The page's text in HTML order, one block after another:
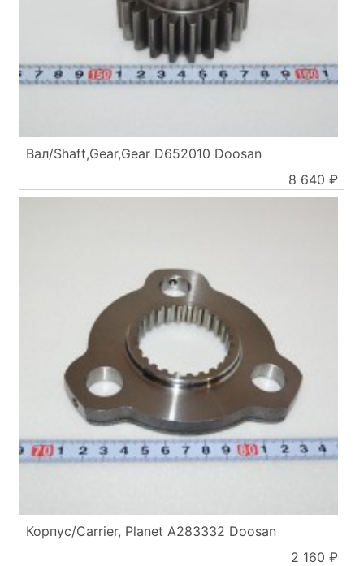
Вал/Shaft,Gear,Gear D652010 Doosan
8 640 ₽
Корпус/Carrier, Planet A283332 Doosan
2 160 ₽